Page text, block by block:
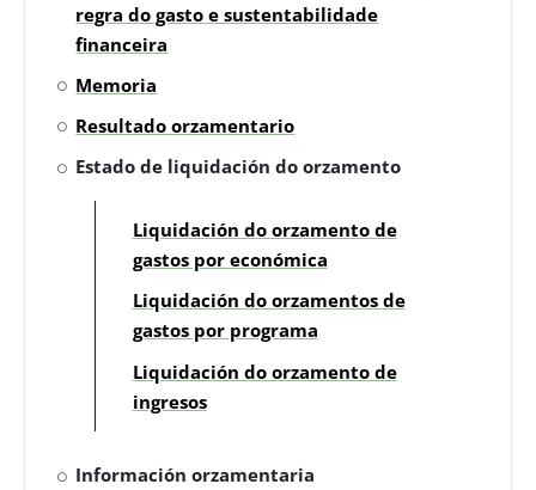
regra do gasto e sustentabilidade
financeira
Memoria
Resultado orzamentario
Estado de liquidación do orzamento
Liquidación do orzamento de
gastos por económica
Liquidación do orzamentos de
gastos por programa
Liquidación do orzamento de
ingresos
Información orzamentaria